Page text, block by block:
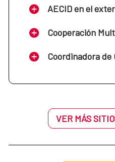
Oficina de la
Oficina de la
Oficina de la
AECID en el
Cooperación
Coordinadora de
VER MÁS